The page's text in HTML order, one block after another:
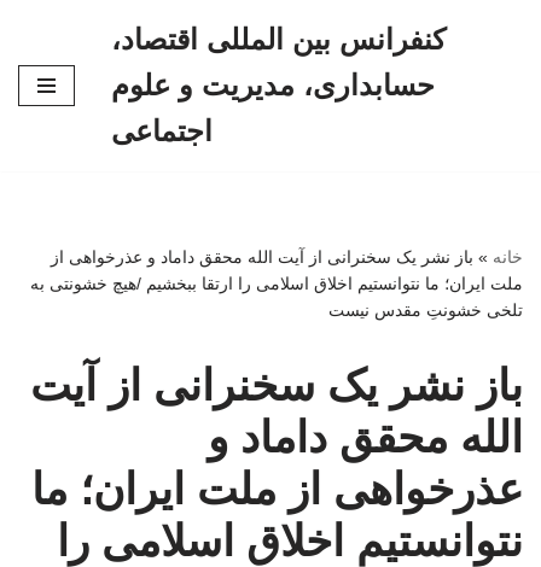
کنفرانس بین المللی اقتصاد،
حسابداری، مدیریت و علوم
اجتماعی
خانه » باز نشر یک سخنرانی از آیت الله محقق داماد و عذرخواهی از
ملت ایران؛ ما نتوانستیم اخلاق اسلامی را ارتقا ببخشیم /هیچ خشونتی به
تلخی خشونتِ مقدس نیست
باز نشر یک سخنرانی از آیت
الله محقق داماد و
عذرخواهی از ملت ایران؛ ما
نتوانستیم اخلاق اسلامی را